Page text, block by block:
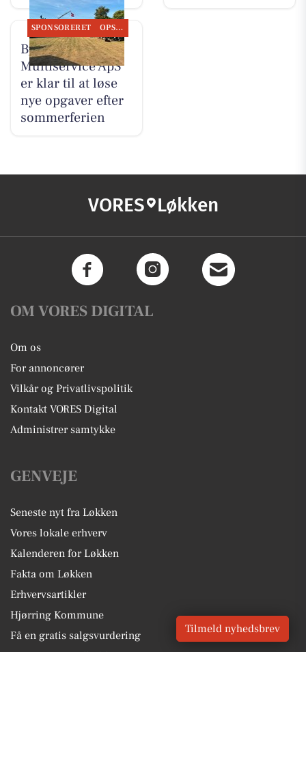
SPONSORERET OPSLAGSTAVLEN
Byrdal
Multiservice ApS
er klar til at løse
nye opgaver efter
sommerferien
VORES Løkken
OM VORES DIGITAL
Om os
For annoncører
Vilkår og Privatlivspolitik
Kontakt VORES Digital
Administrer samtykke
GENVEJE
Seneste nyt fra Løkken
Vores lokale erhverv
Kalenderen for Løkken
Fakta om Løkken
Erhvervsartikler
Hjørring Kommune
Få en gratis salgsvurdering
Sponsoreret indhold
Tilmeld nyhedsbrev